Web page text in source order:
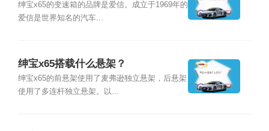
绅宝x65的变速箱的品牌是爱信。成立于1969年的
爱信是世界知名的汽车...
绅宝x65搭载什么悬架？
绅宝x65的前悬架使用了麦弗逊独立悬架，后悬架
使用了多连杆独立悬架。以...